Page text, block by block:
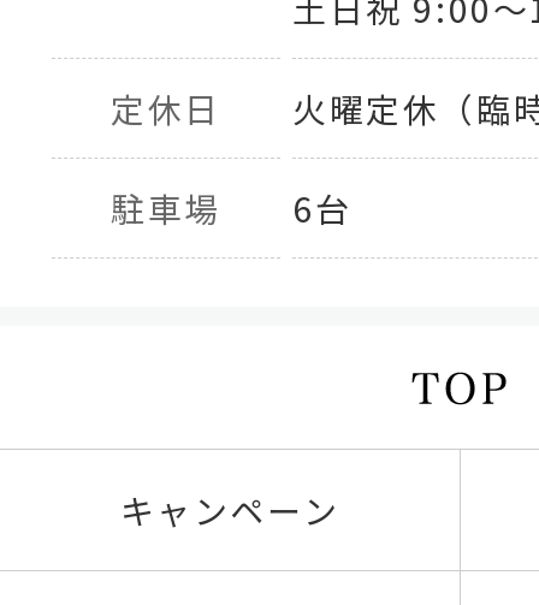
定休日 火曜定休（臨
駐車場 6台
キャンペーン